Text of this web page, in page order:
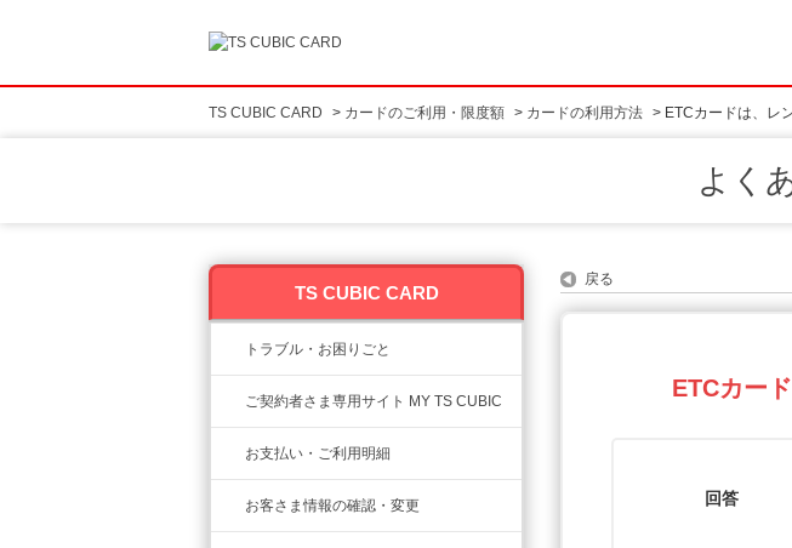
TS CUBIC CARD > カードのご利用・限度額 > カードの利用方法 > ETCカードは、レ
TS CUBIC CARD
トラブル・お困りごと
ご契約者さま専用サイト MY TS CUBIC
お支払い・ご利用明細
お客さま情報の確認・変更
よく
戻る
ETCカー
回答